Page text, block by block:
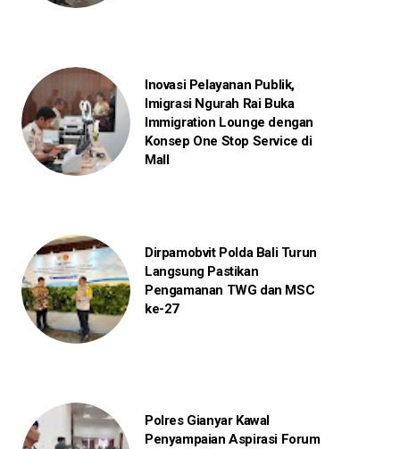
Inovasi Pelayanan Publik,
Imigrasi Ngurah Rai Buka
Immigration Lounge dengan
Konsep One Stop Service di
Mall
Dirpamobvit Polda Bali Turun
Langsung Pastikan
Pengamanan TWG dan MSC
ke-27
Polres Gianyar Kawal
Penyampaian Aspirasi Forum